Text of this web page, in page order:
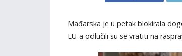
Mađarska je u petak blokirala
EU-a odlučili su se vratiti na